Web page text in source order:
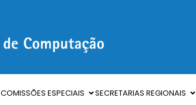
COMISSÕES ESPECIAIS SECRETARIAS REGIONAIS